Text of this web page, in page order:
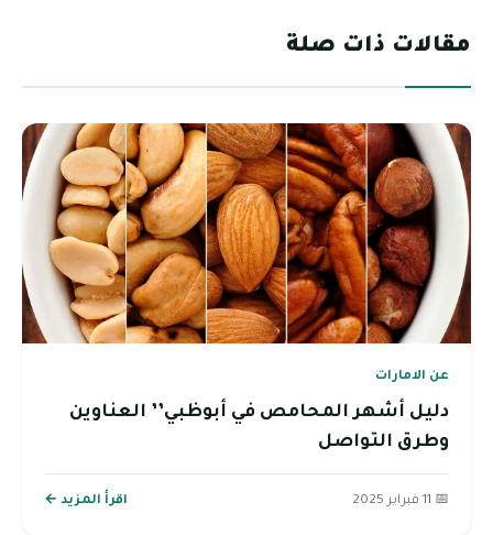
مقالات ذات صلة
عن الامارات
دليل أشهر المحامص في أبوظبي’’ العناوين
وطرق التواصل
📅 11 فبراير 2025 اقرأ المزيد ←